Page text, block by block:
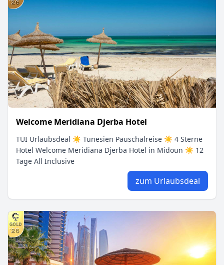
Welcome Meridiana Djerba Hotel
TUI Urlaubsdeal ☀ Tunesien Pauschalreise ☀ 4 Sterne
Hotel Welcome Meridiana Djerba Hotel in Midoun ☀ 12
Tage All Inclusive
zum Urlaubsdeal